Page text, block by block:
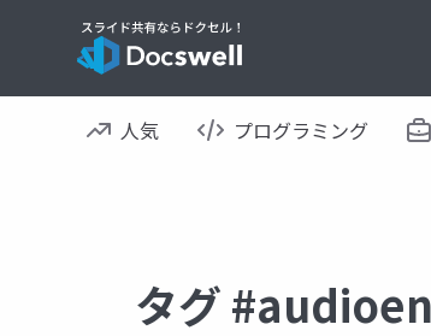
人気 プログラミング
タグ